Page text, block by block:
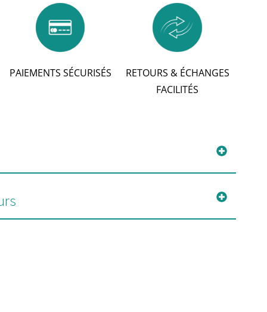
PAIEMENTS SÉCURISÉS
RETOURS & ÉCHANGES
FACILITÉS